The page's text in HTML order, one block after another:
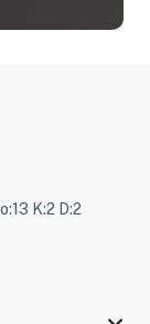
K:2 D:2